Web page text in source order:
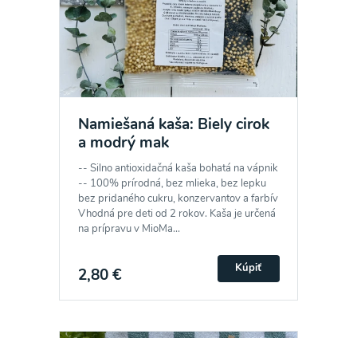
Namiešaná kaša: Biely cirok
a modrý mak
-- Silno antioxidačná kaša bohatá na vápnik
-- 100% prírodná, bez mlieka, bez lepku
bez pridaného cukru, konzervantov a farbív
Vhodná pre deti od 2 rokov. Kaša je určená
na prípravu v MioMa...
2,80 € Kúpiť